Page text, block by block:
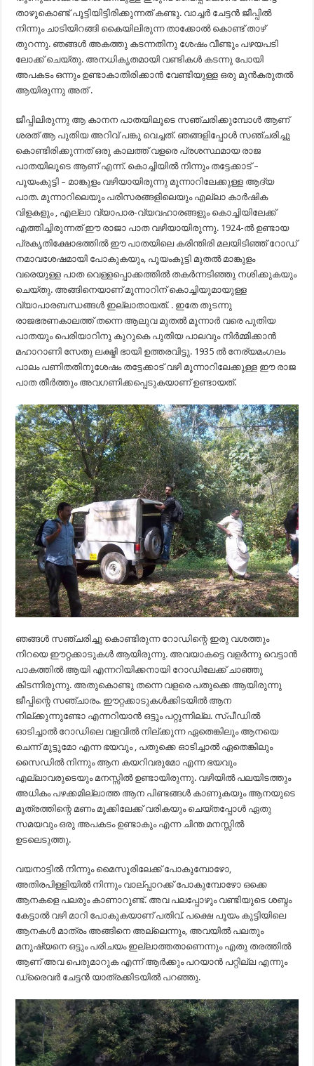
താഴുകൊണ്ട് പൂട്ടിയിട്ടിരിക്കുന്നത് കണ്ടു. വാച്ചർ ചേട്ടൻ ജീപ്പിൽ
നിന്നും ചാടിയിറങ്ങി കൈയിലിരുന്ന താക്കോൽ കൊണ്ട് താഴ്
തുറന്നു. ഞങ്ങൾ അകത്തു കടന്നതിനു ശേഷം വീണ്ടും പഴയപടി
ലോക്ക് ചെയ്തു. അനധികൃതമായി വണ്ടികൾ കടന്നു പോയി
അപകടം ഒന്നും ഉണ്ടാകാതിരിക്കാൻ വേണ്ടിയുള്ള ഒരു മുൻകരുതൽ
ആയിരുന്നു അത് .
ജീപ്പിലിരുന്നു ആ കാനന പാതയിലൂടെ സഞ്ചരിക്കുമ്പോൾ ആണ്
ശരത് ആ പുതിയ അറിവ് പങ്കു വെച്ചത്. ഞങ്ങളിപ്പോൾ സഞ്ചരിച്ചു
കൊണ്ടിരിക്കുന്നത് ഒരു കാലത്ത് വളരെ പ്രശസ്ഥമായ രാജ
പാതയിലൂടെ ആണ് എന്ന്. കൊച്ചിയിൽ നിന്നും തട്ടേക്കാട് –
പൂയംകുട്ടി – മാങ്കുളം വഴിയായിരുന്നു മൂന്നാറിലേക്കുള്ള ആദ്യ
പാത. മുന്നാറിലെയും പരിസരങ്ങളിലെയും എല്ലാ കാർഷിക
വിളകളും , എല്ലാ വ്യാപാര-വ്യവഹാരങ്ങളും കൊച്ചിയിലേക്ക്
എത്തിച്ചിരുന്നത് ഈ രാജാ പാത വഴിയായിരുന്നു. 1924-ൽ ഉണ്ടായ
പ്രകൃതിക്ഷോഭത്തിൽ ഈ പാതയിലെ കരിന്തിരി മലയിടിഞ്ഞ് റോഡ്
നമാവശേഷമായി പോകുകയും, പൂയംകുട്ടി മുതൽ മാങ്കുളം
വരെയുള്ള പാത വെള്ളപ്പൊക്കത്തിൽ തകർന്നടിഞ്ഞു നശിക്കുകയും
ചെയ്തു. അങ്ങിനെയാണ് മൂന്നാറിന് കൊച്ചിയുമായുള്ള
വ്യാപാരബന്ധങ്ങൾ ഇല്ലാതായത്. . ഇതേ തുടന്നു
രാജഭരണകാലത്ത് തന്നെ ആലുവ മുതൽ മൂന്നാർ വരെ പുതിയ
പാതയും പെരിയാറിനു കുറുകെ പുതിയ പാലവും നിർമ്മിക്കാൻ
മഹാറാണി സേതു ലക്ഷ്മി ഭായി ഉത്തരവിട്ടു. 1935 ൽ നേര്യമംഗലം
പാലം പണിതതിനുശേഷം തട്ടേക്കാട് വഴി മൂന്നാറിലേക്കുള്ള ഈ രാജ
പാത തീർത്തും അവഗണിക്കപ്പെടുകയാണ് ഉണ്ടായത്.
ഞങ്ങൾ സഞ്ചരിച്ചു കൊണ്ടിരുന്ന റോഡിന്റെ ഇരു വശത്തും
നിറയെ ഈറ്റക്കാടുകൾ ആയിരുന്നു. അവയാകട്ടെ വളർന്നു വെട്ടാൻ
പാകത്തിൽ ആയി എന്നറിയിക്കനായി റോഡിലേക്ക് ചാഞ്ഞു
കിടന്നിരുന്നു. അതുകൊണ്ടു തന്നെ വളരെ പതുക്കെ ആയിരുന്നു
ജീപ്പിന്റെ സഞ്ചാരം. ഈറ്റക്കാടുകൾക്കിടയിൽ ആന
നില്ക്കുന്നുണ്ടോ എന്നറിയാൻ ഒട്ടും പറ്റുന്നില്ല. സ്പീഡിൽ
ഓടിച്ചാൽ റോഡിലെ വളവിൽ നില്ക്കുന്ന ഏതെങ്കിലും ആനയെ
ചെന്ന് മുട്ടുമോ എന്ന ഭയവും , പതുക്കെ ഓടിച്ചാൽ ഏതെങ്കിലും
സൈഡിൽ നിന്നും ആന കയറിവരുമോ എന്ന ഭയവും
എല്ലാവരുടെയും മനസ്സിൽ ഉണ്ടായിരുന്നു. വഴിയിൽ പലയിടത്തും
അധികം പഴക്കമില്ലാത്ത ആന പിണ്ടങ്ങൾ കാണുകയും ആനയുടെ
മൂത്രത്തിന്റെ മണം മൂക്കിലേക്ക് വരികയും ചെയ്തപ്പോൾ ഏതു
സമയവും ഒരു അപകടം ഉണ്ടാകും എന്ന ചിന്ത മനസ്സിൽ
ഉടലെടുത്തു.
വയനാട്ടിൽ നിന്നും മൈസൂരിലേക്ക് പോകുമ്പോഴോ,
അതിരപിള്ളിയിൽ നിന്നും വാല്പ്പാറക്ക് പോകുമ്പോഴോ ഒക്കെ
ആനകളെ പലരും കാണാറുണ്ട്. അവ പലപ്പോഴും വണ്ടിയുടെ ശബ്ദം
കേട്ടാൽ വഴി മാറി പോകുകയാണ് പതിവ്. പക്ഷെ പൂയം കുട്ടിയിലെ
ആനകൾ മാത്രം അങ്ങിനെ അല്ലെന്നും, അവയിൽ പലതും
മനുഷ്യനെ ഒട്ടും പരിചയം ഇല്ലാത്തതാണെന്നും എതു തരത്തിൽ
ആണ് അവ പെരുമാറുക എന്ന് ആർക്കും പറയാൻ പറ്റില്ല എന്നും
ഡ്രൈവർ ചേട്ടൻ യാത്രക്കിടയിൽ പറഞ്ഞു.